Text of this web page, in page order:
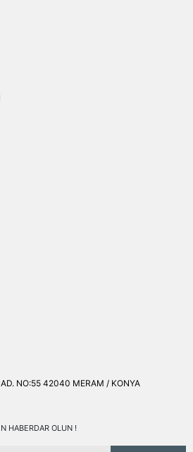
NO:55 42040 MERAM / KONYA
HABERDAR OLUN !